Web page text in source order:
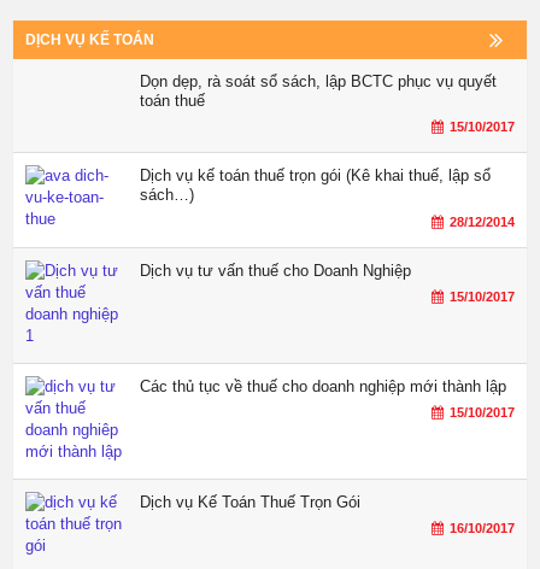
DỊCH VỤ KẾ TOÁN
Dọn dẹp, rà soát sổ sách, lập BCTC phục vụ quyết
toán thuế
15/10/2017
Dịch vụ kế toán thuế trọn gói (Kê khai thuế, lập sổ
sách…)
28/12/2014
Dịch vụ tư vấn thuế cho Doanh Nghiệp
15/10/2017
Các thủ tục về thuế cho doanh nghiệp mới thành lập
15/10/2017
Dịch vụ Kế Toán Thuế Trọn Gói
16/10/2017